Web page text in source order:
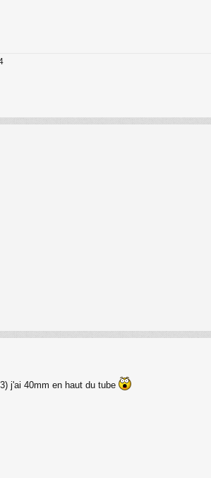
j'ai 40mm en haut du tube